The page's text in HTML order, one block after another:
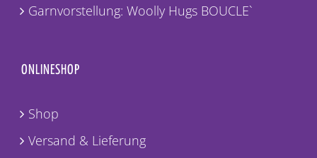
Garnvorstellung: Woolly Hugs BOUCLE`
ONLINESHOP
Shop
Versand & Lieferung